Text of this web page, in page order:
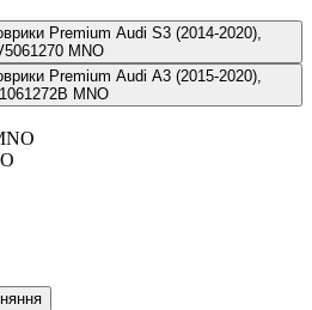
Premium Audi S3 (2014-2020),
MNO
Premium Audi A3 (2015-2020),
MNO